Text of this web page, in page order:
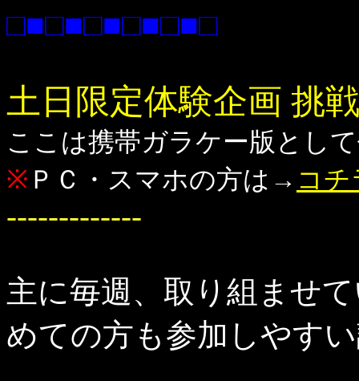
□■□■□■□■□■□
土日限定体験企画 挑
ここは携帯ガラケー版とし
※ ＰＣ・スマホの方は→ コチ
-------------
主に毎週、取り組ませ
めての方も参加しやす